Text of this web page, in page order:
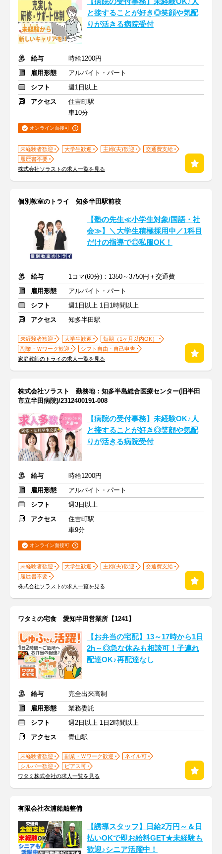
と接することが好き◎笑顔や気配
りが活きる病院受付
給与
時給1200円
雇用形態
アルバイト・パート
シフト
週1日以上
アクセス
住吉町駅
車10分
オンライン面接可
未経験者歓迎 大学生歓迎 主婦(夫)歓迎
交通費支給
履歴書不要
株式会社ソラストの求人一覧を見る
個別教室のトライ 知多半田駅前校
【塾の先生≪小学生対象/国語・社
会≫】＼大学生積極採用中／1科目
だけの指導で◎私服OK！
給与
1コマ(60分)：1350～3750円＋交通費
雇用形態
アルバイト・パート
シフト
週1日以上 1日1時間以上
アクセス
知多半田駅
未経験者歓迎 大学生歓迎
短期（1ヶ月以内OK）
副業・Ｗワーク歓迎
シフト自由・自己申告
家庭教師のトライの求人一覧を見る
株式会社ソラスト 勤務地：知多半島総合医療センター(旧半田
市立半田病院)/2312400191-008
【病院の受付事務】未経験OK♪人
と接することが好き◎笑顔や気配
りが活きる病院受付
給与
時給1200円
雇用形態
アルバイト・パート
シフト
週3日以上
アクセス
住吉町駅
車9分
オンライン面接可
未経験者歓迎 大学生歓迎 主婦(夫)歓迎
交通費支給
履歴書不要
株式会社ソラストの求人一覧を見る
ワタミの宅食 愛知半田営業所【1241】
【お弁当の宅配】13～17時から1日
2h～◎急な休みも相談可！子連れ
配達OK♪再配達なし
給与
完全出来高制
雇用形態
業務委託
シフト
週2日以上 1日2時間以上
アクセス
青山駅
未経験者歓迎 副業・Ｗワーク歓迎
ネイル可
シルバー歓迎
ピアス可
ワタミ株式会社の求人一覧を見る
有限会社衣浦船舶整備
【誘導スタッフ】日給2万円～＆日
払いOKで即お給料GET★未経験も
歓迎♪シニア活躍中！